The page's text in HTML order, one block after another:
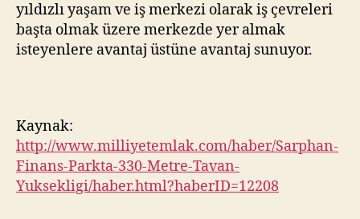
yıldızlı yaşam ve iş merkezi olarak iş çevreleri
başta olmak üzere merkezde yer almak
isteyenlere avantaj üstüne avantaj sunuyor.
Kaynak:
http://www.milliyetemlak.com/haber/Sarphan-
Finans-Parkta-330-Metre-Tavan-
Yuksekligi/haber.html?haberID=12208